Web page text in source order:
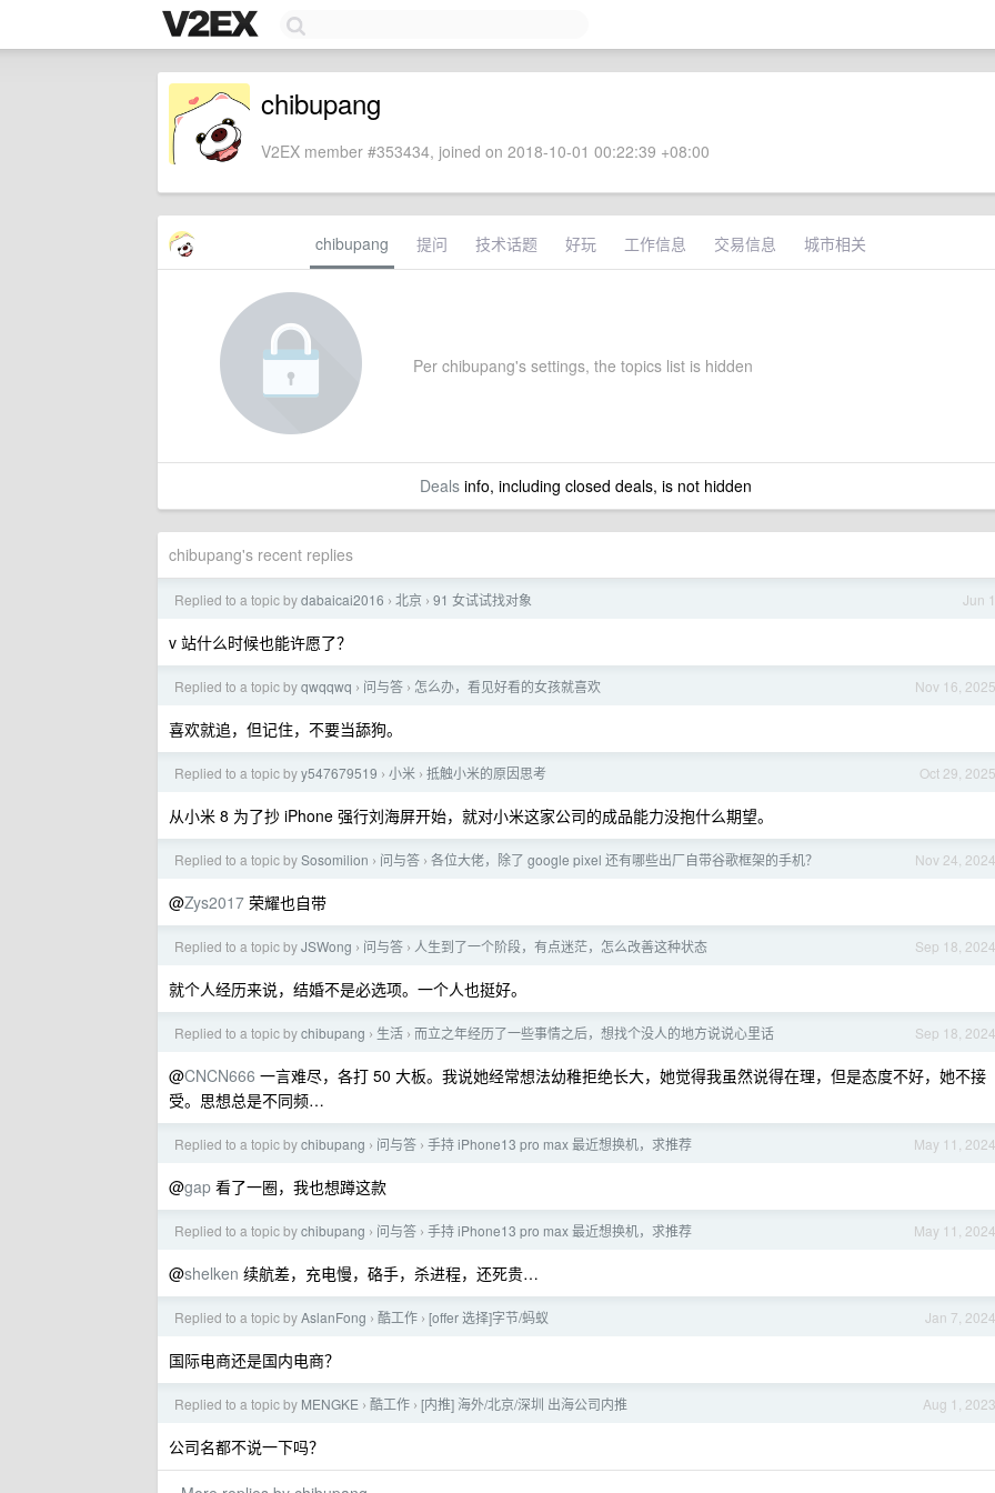
chibupang
V2EX member #353434, joined on 2018-10-01 00:22:39 +08:00
chibupang 提问 技术话题 好玩 工作信息 交易信息 城市相关
Per chibupang's settings, the topics list is hidden
Dealsinfo, including closed deals, is not hidden
chibupang's recent replies
Jun 1
Replied to a topic bydabaicai2016 › 北京 › 91 女试试找对象
v 站什么时候也能许愿了？
Nov 16, 2025
Replied to a topic byqwqqwq › 问与答 › 怎么办，看见好看的女孩就喜欢
喜欢就追，但记住，不要当舔狗。
Oct 29, 2025
Replied to a topic byy547679519 › 小米 › 抵触小米的原因思考
从小米 8 为了抄 iPhone 强行刘海屏开始，就对小米这家公司的成品能力没抱什么期望。
Nov 24, 2024
Replied to a topic bySosomilion › 问与答 › 各位大佬，除了 google pixel 还有哪些出厂自带谷歌框架的手机？
@Zys2017 荣耀也自带
Sep 18, 2024
Replied to a topic byJSWong › 问与答 › 人生到了一个阶段，有点迷茫，怎么改善这种状态
就个人经历来说，结婚不是必选项。一个人也挺好。
Sep 18, 2024
Replied to a topic bychibupang › 生活 › 而立之年经历了一些事情之后，想找个没人的地方说说心里话
@CNCN666 一言难尽，各打 50 大板。我说她经常想法幼稚拒绝长大，她觉得我虽然说得在理，但是态度不好，她不接
受。思想总是不同频…
May 11, 2024
Replied to a topic bychibupang › 问与答 › 手持 iPhone13 pro max 最近想换机，求推荐
@gap 看了一圈，我也想蹲这款
May 11, 2024
Replied to a topic bychibupang › 问与答 › 手持 iPhone13 pro max 最近想换机，求推荐
@shelken 续航差，充电慢，硌手，杀进程，还死贵…
Jan 7, 2024
Replied to a topic byAslanFong › 酷工作 › [offer 选择]字节/蚂蚁
国际电商还是国内电商？
Aug 1, 2023
Replied to a topic by MENGKE › 酷工作 › [内推] 海外/北京/深圳 出海公司内推
公司名都不说一下吗？